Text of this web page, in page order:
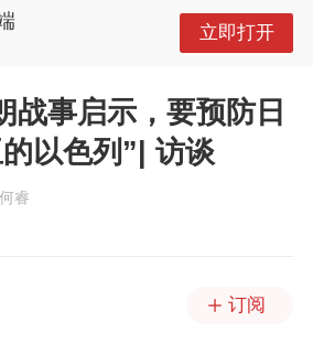
立即打开
战事启示，要预防日
以色列”| 访谈
睿
订阅